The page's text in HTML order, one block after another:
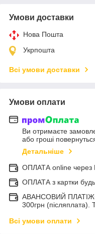
Умови доставки
Нова Пошта
Укрпошта
Всі умови доставки
Умови оплати
Ви отримаєте
або гроші
Детальніше
ОПЛАТА online через
ОПЛАТА з картки
АВАНСОВИЙ ПЛАТІЖ+
300грн (післяплата).
Всі умови оплати